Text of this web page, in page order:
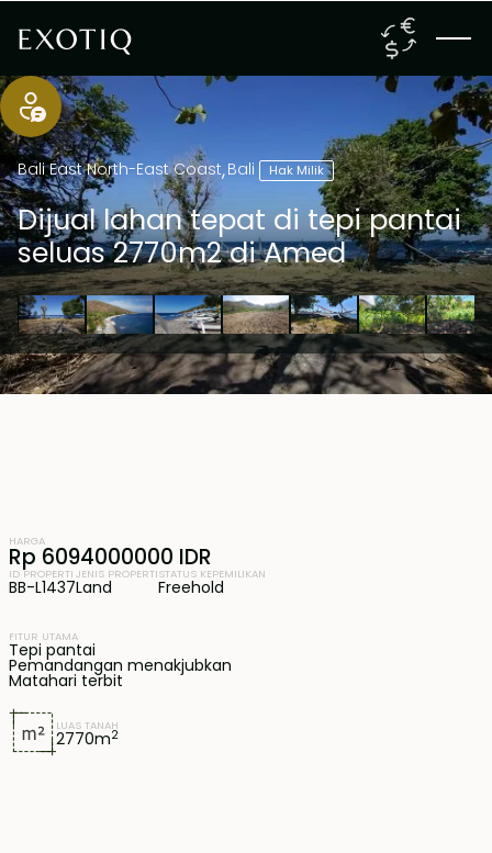
Bali East North-East Coast,Bali Hak Milik
Dijual lahan tepat di tepi pantai
seluas 2770m2 di Amed
LUAS TANAH
2770m2
HARGA
Rp 6094000000 IDR
ID PROPERTI
BB-L1437
JENIS PROPERTI
Land
STATUS KEPEMILIKAN
Freehold
FITUR UTAMA
Tepi pantai
Pemandangan menakjubkan
Matahari terbit